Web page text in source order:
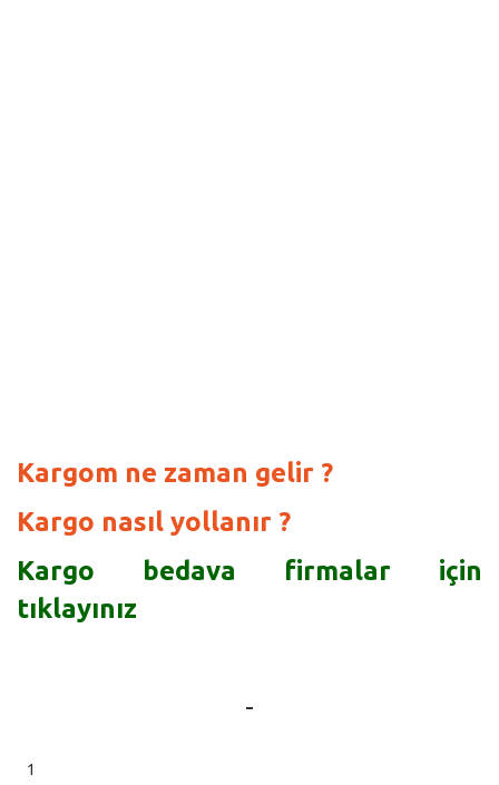
Kargom ne zaman gelir ?
Kargo nasıl yollanır ?
Kargo bedava firmalar için
tıklayınız
-
1